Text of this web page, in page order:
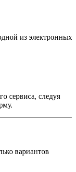
из электронных
сервиса, следуя
вариантов